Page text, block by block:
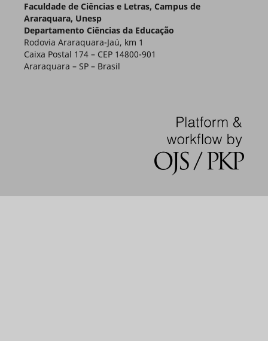
Faculdade de Ciências e Letras, Campus de
Araraquara, Unesp
Departamento Ciências da Educação
Rodovia Araraquara-Jaú, km 1
Caixa Postal 174 – CEP 14800-901
Araraquara – SP – Brasil